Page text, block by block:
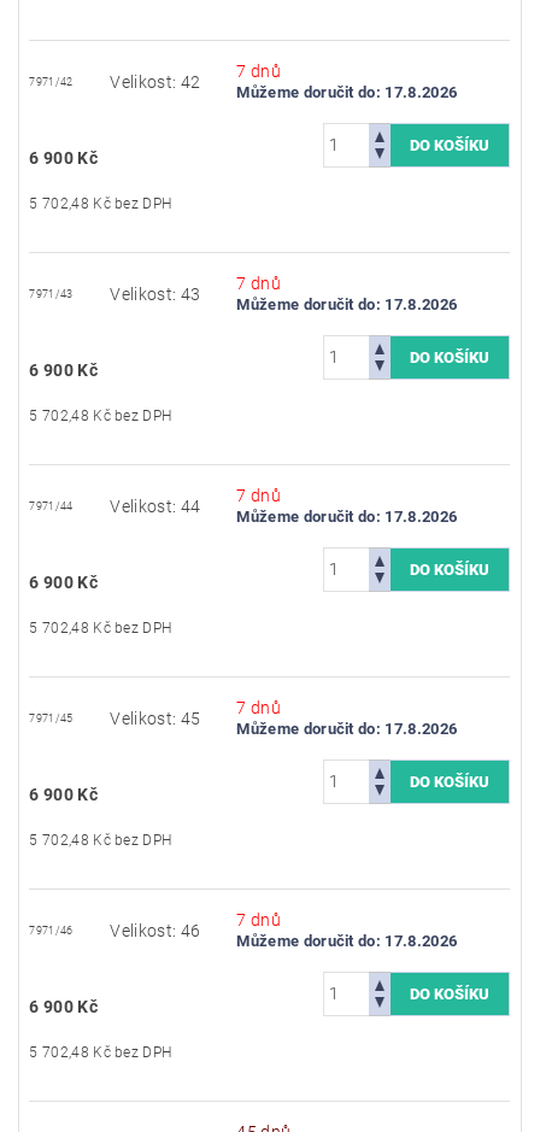
7971/42 Velikost: 42
7 dnů
Můžeme doručit do: 17.8.2026
6 900 Kč
5 702,48 Kč bez DPH
7971/43 Velikost: 43
7 dnů
Můžeme doručit do: 17.8.2026
6 900 Kč
5 702,48 Kč bez DPH
7971/44 Velikost: 44
7 dnů
Můžeme doručit do: 17.8.2026
6 900 Kč
5 702,48 Kč bez DPH
7971/45 Velikost: 45
7 dnů
Můžeme doručit do: 17.8.2026
6 900 Kč
5 702,48 Kč bez DPH
7971/46 Velikost: 46
7 dnů
Můžeme doručit do: 17.8.2026
6 900 Kč
5 702,48 Kč bez DPH